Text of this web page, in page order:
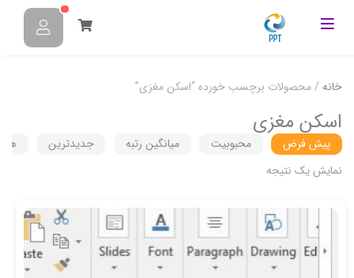
خانه / محصولات برچسب خورده “اسکن مغزی”
اسکن مغزی
پیش فرض محبوبیت میانگین رتبه جدیدترین
نمایش یک نتیجه